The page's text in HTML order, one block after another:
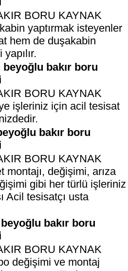
BORU KAYNAK
yaptırmak isteyenler
hem de duşakabin
bakır boru
BORU KAYNAK
işleriniz için acil tesisat
bakır boru
BORU KAYNAK
montajı, değişimi, arıza
gibi her türlü işleriniz
Acil tesisatçı usta
bakır boru
BORU KAYNAK
değişimi ve montaj